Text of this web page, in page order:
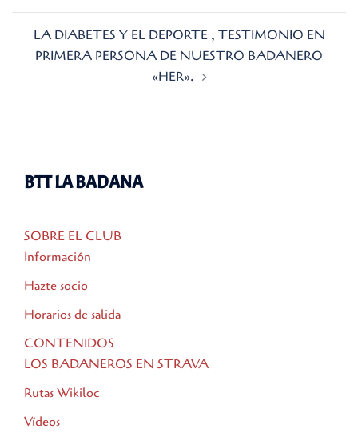
LA DIABETES Y EL DEPORTE , TESTIMONIO EN
PRIMERA PERSONA DE NUESTRO BADANERO
«HER».
BTT LA BADANA
SOBRE EL CLUB
Información
Hazte socio
Horarios de salida
CONTENIDOS
LOS BADANEROS EN STRAVA
Rutas Wikiloc
Vídeos